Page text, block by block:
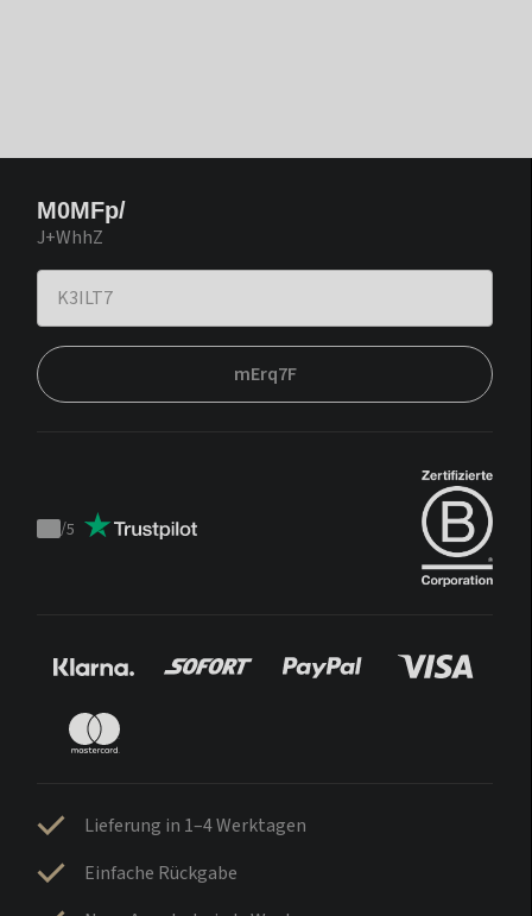
M0MFp/
J+WhhZ
mErq7F
Trustpilot
/5
Lieferung in 1–4 Werktagen
Einfache Rückgabe